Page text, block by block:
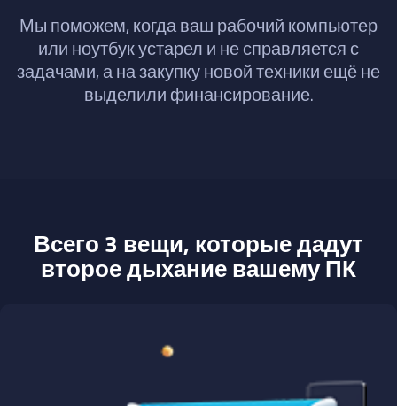
Мы поможем, когда ваш рабочий компьютер
или ноутбук устарел и не справляется с
задачами, а на закупку новой техники ещё не
выделили финансирование.
Всего 3 вещи, которые дадут
второе дыхание вашему ПК